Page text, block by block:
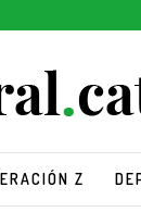
Z